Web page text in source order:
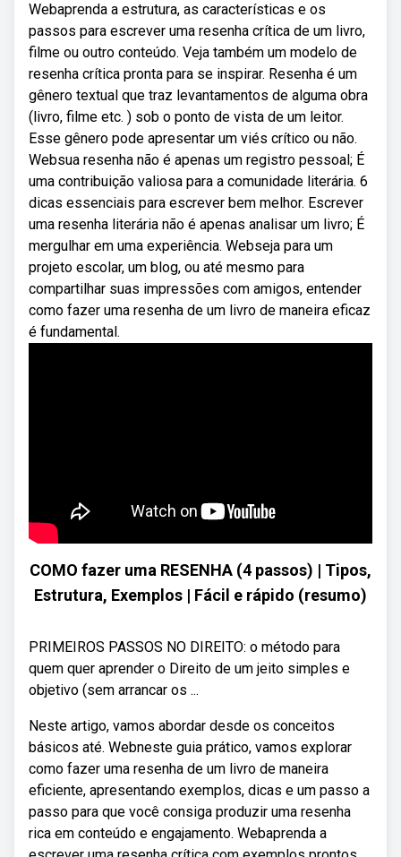
Webaprenda a estrutura, as características e os
passos para escrever uma resenha crítica de um livro,
filme ou outro conteúdo. Veja também um modelo de
resenha crítica pronta para se inspirar. Resenha é um
gênero textual que traz levantamentos de alguma obra
(livro, filme etc. ) sob o ponto de vista de um leitor.
Esse gênero pode apresentar um viés crítico ou não.
Websua resenha não é apenas um registro pessoal; É
uma contribuição valiosa para a comunidade literária. 6
dicas essenciais para escrever bem melhor. Escrever
uma resenha literária não é apenas analisar um livro; É
mergulhar em uma experiência. Webseja para um
projeto escolar, um blog, ou até mesmo para
compartilhar suas impressões com amigos, entender
como fazer uma resenha de um livro de maneira eficaz
é fundamental.
COMO fazer uma RESENHA (4 passos) | Tipos,
Estrutura, Exemplos | Fácil e rápido (resumo)
PRIMEIROS PASSOS NO DIREITO: o método para
quem quer aprender o Direito de um jeito simples e
objetivo (sem arrancar os ...
Neste artigo, vamos abordar desde os conceitos
básicos até. Webneste guia prático, vamos explorar
como fazer uma resenha de um livro de maneira
eficiente, apresentando exemplos, dicas e um passo a
passo para que você consiga produzir uma resenha
rica em conteúdo e engajamento. Webaprenda a